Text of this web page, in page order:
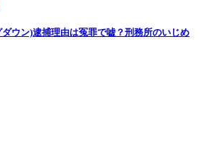
ウン)逮捕理由は冤罪で嘘？刑務所のいじめ